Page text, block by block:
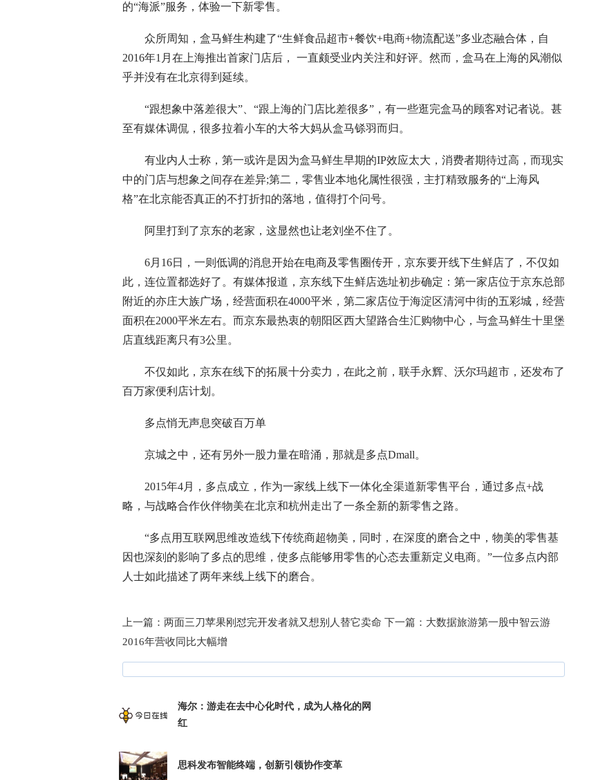
的“海派”服务，体验一下新零售。
众所周知，盒马鲜生构建了“生鲜食品超市+餐饮+电商+物流配送”多业态融合体，自
2016年1月在上海推出首家门店后， 一直颇受业内关注和好评。然而，盒马在上海的风潮似
乎并没有在北京得到延续。
“跟想象中落差很大”、“跟上海的门店比差很多”，有一些逛完盒马的顾客对记者说。甚
至有媒体调侃，很多拉着小车的大爷大妈从盒马铩羽而归。
有业内人士称，第一或许是因为盒马鲜生早期的IP效应太大，消费者期待过高，而现实
中的门店与想象之间存在差异;第二，零售业本地化属性很强，主打精致服务的“上海风
格”在北京能否真正的不打折扣的落地，值得打个问号。
阿里打到了京东的老家，这显然也让老刘坐不住了。
6月16日，一则低调的消息开始在电商及零售圈传开，京东要开线下生鲜店了，不仅如
此，连位置都选好了。有媒体报道，京东线下生鲜店选址初步确定：第一家店位于京东总部
附近的亦庄大族广场，经营面积在4000平米，第二家店位于海淀区清河中街的五彩城，经营
面积在2000平米左右。而京东最热衷的朝阳区西大望路合生汇购物中心，与盒马鲜生十里堡
店直线距离只有3公里。
不仅如此，京东在线下的拓展十分卖力，在此之前，联手永辉、沃尔玛超市，还发布了
百万家便利店计划。
多点悄无声息突破百万单
京城之中，还有另外一股力量在暗涌，那就是多点Dmall。
2015年4月，多点成立，作为一家线上线下一体化全渠道新零售平台，通过多点+战
略，与战略合作伙伴物美在北京和杭州走出了一条全新的新零售之路。
“多点用互联网思维改造线下传统商超物美，同时，在深度的磨合之中，物美的零售基
因也深刻的影响了多点的思维，使多点能够用零售的心态去重新定义电商。”一位多点内部
人士如此描述了两年来线上线下的磨合。
上一篇： 两面三刀苹果刚怼完开发者就又想别人替它卖命 下一篇： 大数据旅游第一股中智云游
2016年营收同比大幅增
海尔：游走在去中心化时代，成为人格化的网
红
思科发布智能终端，创新引领协作变革